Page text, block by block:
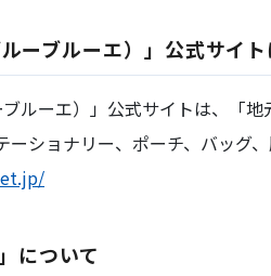
ーブルーエ）」公式サイト
ルーエ）」公式サイトは、「
ショナリー、ポーチ、バッグ
について